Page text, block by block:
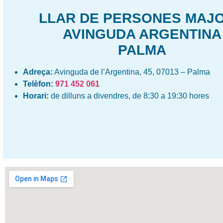
LLAR DE PERSONES
AVINGUDA ARGENTINA
PALMA
Adreça: Avinguda de l’Argentina, 45, 07013 – Palma
Telèfon: 971 452 061
Horari: de dilluns a divendres, de 8:30 a 19:30 hores